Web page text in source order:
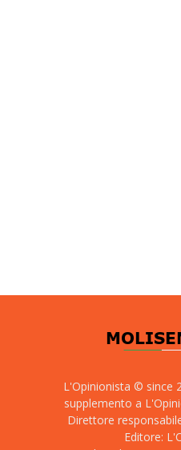
L'Opinionista © since
supplemento a
Direttore
Editore: